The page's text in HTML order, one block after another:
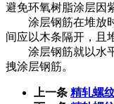
避免环氧树脂涂层因
涂层钢筋在堆放时
间应以木条隔开，且
涂层钢筋就以水平
拽涂层钢筋。
上一条 精轧螺